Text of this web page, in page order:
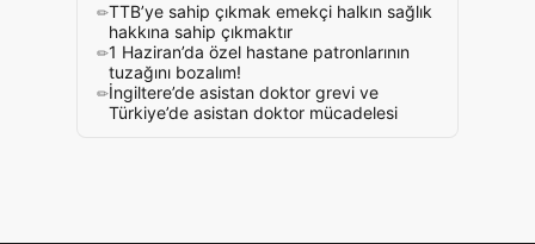
TTB’ye sahip çıkmak emekçi halkın sağlık
hakkına sahip çıkmaktır
1 Haziran’da özel hastane patronlarının
tuzağını bozalım!
İngiltere’de asistan doktor grevi ve
Türkiye’de asistan doktor mücadelesi